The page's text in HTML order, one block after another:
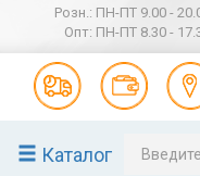
Розн.: ПН-ПТ 9.00 -
Опт: ПН-ПТ 8.30 -
Каталог